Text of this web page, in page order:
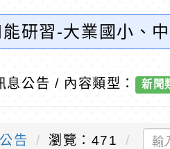
研習-大業國小、
公告 / 內容類型： 新聞
告 瀏覽：471